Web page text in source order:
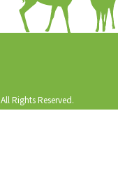
Rights Reserved.